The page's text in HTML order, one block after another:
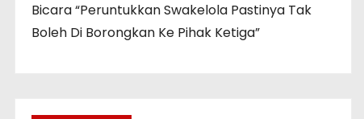
Bicara “Peruntukkan Swakelola Pastinya Tak
Boleh Di Borongkan Ke Pihak Ketiga”